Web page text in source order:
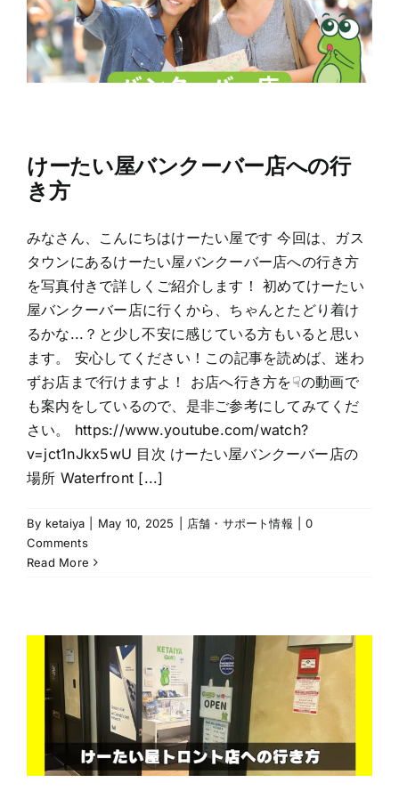
けーたい屋バンクーバー店への行
き方
みなさん、こんにちはけーたい屋です 今回は、ガス
タウンにあるけーたい屋バンクーバー店への行き方
を写真付きで詳しくご紹介します！ 初めてけーたい
屋バンクーバー店に行くから、ちゃんとたどり着け
るかな...？と少し不安に感じている方もいると思い
ます。 安心してください！この記事を読めば、迷わ
ずお店まで行けますよ！ お店へ行き方を☟の動画で
も案内をしているので、是非ご参考にしてみてくだ
さい。 https://www.youtube.com/watch?
v=jct1nJkx5wU 目次 けーたい屋バンクーバー店の
場所 Waterfront [...]
By ketaiya May 10, 2025 店舗・サポート情報
0
Comments
Read More